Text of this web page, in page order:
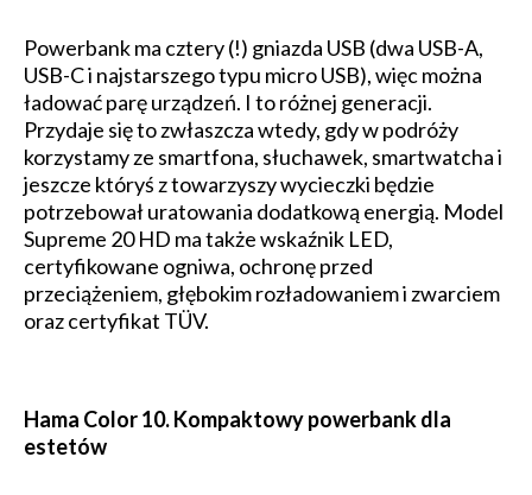
Powerbank ma cztery (!) gniazda USB (dwa USB-A,
USB-C i najstarszego typu micro USB), więc można
ładować parę urządzeń. I to różnej generacji.
Przydaje się to zwłaszcza wtedy, gdy w podróży
korzystamy ze smartfona, słuchawek, smartwatcha i
jeszcze któryś z towarzyszy wycieczki będzie
potrzebował uratowania dodatkową energią. Model
Supreme 20 HD ma także wskaźnik LED,
certyfikowane ogniwa, ochronę przed
przeciążeniem, głębokim rozładowaniem i zwarciem
oraz certyfikat TÜV.
Hama Color 10. Kompaktowy powerbank dla
estetów